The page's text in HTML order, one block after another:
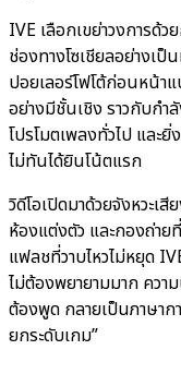
IVE เลือกเขย่าวงการด้ว
ช่องทางโซเชียลอย่างเป็
ปอยเลอร์โฟโต้ก่อนหน้
อย่างมีชั้นเชิง ราวกับก
โปรโมตเพลงทั่วไป และ
ไม่ทันได้ยินโน้ตแรก
วิดีโอเปิดมาด้วยจังหวะเ
ห้องแต่งตัว และกองถ่าย
แฟลชที่วาบไหวไม่หยุด
ไม่ต้องพยายามมาก ควา
ต้องพูด กลายเป็นภาษาก
ยกระดับเกม”